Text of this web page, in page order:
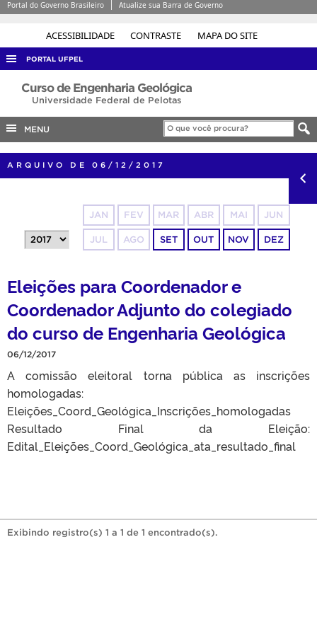
ACESSIBILIDADE CONTRASTE MAPA DO SITE
Portal do Governo Brasileiro Atualize sua Barra de Governo
PORTAL UFPEL
ACESSO À INFORMAÇÃO
COBALTO
CONCURSOS
EDITAIS
INTERNACIONAL
PORTARIAS
Curso de Engenharia Geológica
Universidade Federal de Pelotas
MENU
ARQUIVO DE 06/12/2017
JAN FEV MAR ABR MAI JUN
JUL AGO SET OUT NOV DEZ
Eleições para Coordenador e
Coordenador Adjunto do colegiado
do curso de Engenharia Geológica
06/12/2017
A comissão eleitoral torna pública as inscrições
homologadas:
Eleições_Coord_Geológica_Inscrições_homologadas
Resultado Final da Eleição:
Edital_Eleições_Coord_Geológica_ata_resultado_final
Exibindo registro(s) 1 a 1 de 1 encontrado(s).